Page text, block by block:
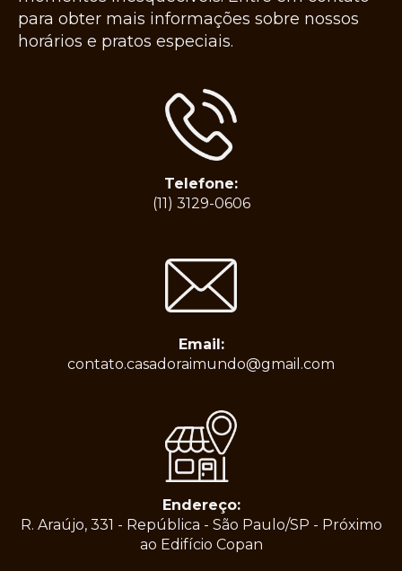
para obter mais informações sobre nossos
horários e pratos especiais.
Telefone:
(11) 3129-0606
Email:
contato.casadoraimundo@gmail.com
Endereço:
R. Araújo, 331 - República - São Paulo/SP - Próximo
ao Edifício Copan